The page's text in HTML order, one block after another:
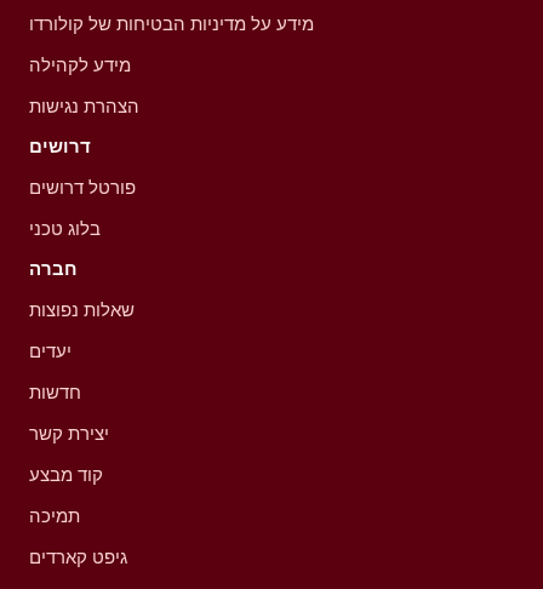
מידע על מדיניות הבטיחות של קולורדו
מידע לקהילה
הצהרת נגישות
דרושים
פורטל דרושים
בלוג טכני
חברה
שאלות נפוצות
יעדים
חדשות
יצירת קשר
קוד מבצע
תמיכה
גיפט קארדים